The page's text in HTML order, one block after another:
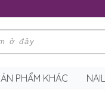
SẢN PHẨM KHÁC